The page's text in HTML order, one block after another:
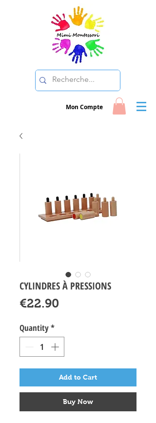
Mon Compte
CYLINDRES À PRESSIONS
€22.90
Quantity*
Add to Cart
Buy Now